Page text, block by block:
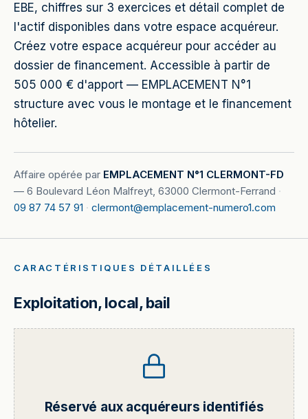
EBE, chiffres sur 3 exercices et détail complet de
l'actif disponibles dans votre espace acquéreur.
Créez votre espace acquéreur pour accéder au
dossier de financement. Accessible à partir de
505 000 € d'apport — EMPLACEMENT N°1
structure avec vous le montage et le financement
hôtelier.
Affaire opérée par EMPLACEMENT N°1 CLERMONT-FD
— 6 Boulevard Léon Malfreyt, 63000 Clermont-Ferrand ·
09 87 74 57 91 · clermont@emplacement-numero1.com
CARACTÉRISTIQUES DÉTAILLÉES
Exploitation, local, bail
Réservé aux acquéreurs identifiés